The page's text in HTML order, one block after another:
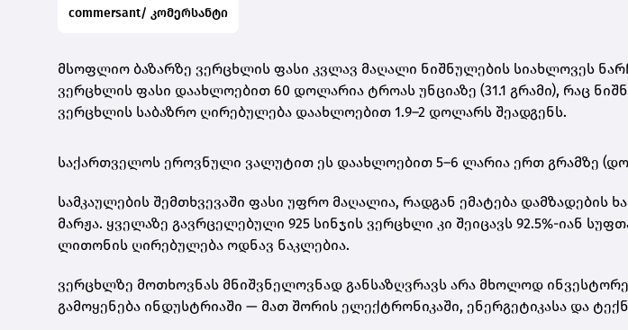
commersant/ კომერსანტი
მსოფლიო ბაზარზე ვერცხლის ფასი კვლავ მაღალი ნიშნულების სიახლოვეს
ვერცხლის ფასი დაახლოებით 60 დოლარია ტროას უნციაზე (31.1 გრამი), რაც
ვერცხლის საბაზრო ღირებულება დაახლოებით 1.9–2 დოლარს შეადგენს.
საქართველოს ეროვნული ვალუტით ეს დაახლოებით 5–6 ლარია ერთ გრამზე
სამკაულების შემთხვევაში ფასი უფრო მაღალია, რადგან ემატება დამზადების
მარჟა. ყველაზე გავრცელებული 925 სინჯის ვერცხლი კი შეიცავს 92.5%-იან
ლითონის ღირებულება ოდნავ ნაკლებია.
ვერცხლზე მოთხოვნას მნიშვნელოვნად განსაზღვრავს არა მხოლოდ
გამოყენება ინდუსტრიაში — მათ შორის ელექტრონიკაში, ენერგეტიკასა და